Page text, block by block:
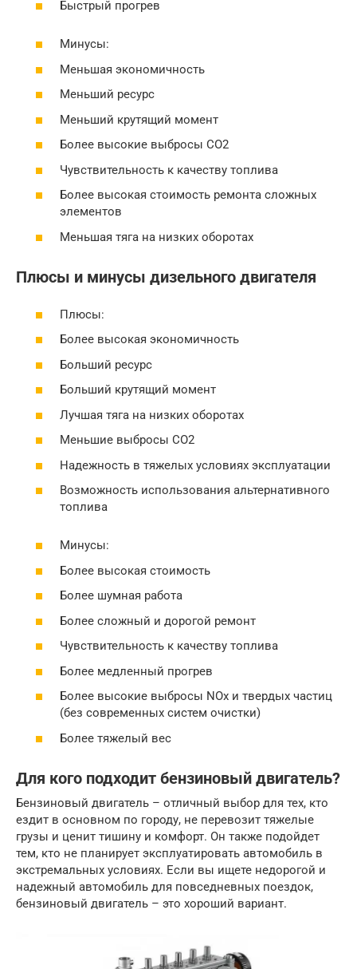
Быстрый прогрев
Минусы:
Меньшая экономичность
Меньший ресурс
Меньший крутящий момент
Более высокие выбросы CO2
Чувствительность к качеству топлива
Более высокая стоимость ремонта сложных
элементов
Меньшая тяга на низких оборотах
Плюсы и минусы дизельного двигателя
Плюсы:
Более высокая экономичность
Больший ресурс
Больший крутящий момент
Лучшая тяга на низких оборотах
Меньшие выбросы CO2
Надежность в тяжелых условиях эксплуатации
Возможность использования альтернативного
топлива
Минусы:
Более высокая стоимость
Более шумная работа
Более сложный и дорогой ремонт
Чувствительность к качеству топлива
Более медленный прогрев
Более высокие выбросы NOx и твердых частиц
(без современных систем очистки)
Более тяжелый вес
Для кого подходит бензиновый двигатель?
Бензиновый двигатель – отличный выбор для тех, кто
ездит в основном по городу, не перевозит тяжелые
грузы и ценит тишину и комфорт. Он также подойдет
тем, кто не планирует эксплуатировать автомобиль в
экстремальных условиях. Если вы ищете недорогой и
надежный автомобиль для повседневных поездок,
бензиновый двигатель – это хороший вариант.